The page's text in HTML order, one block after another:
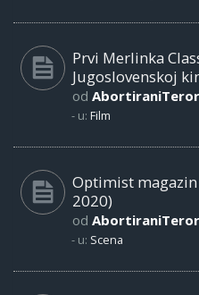
Prvi Merlinka
Jugoslovenskoj
od
- u: Film
Optimist
2020)
od
- u: Scena